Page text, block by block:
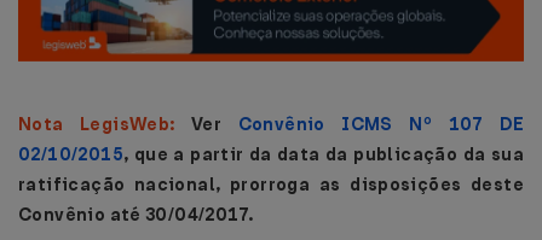
Nota LegisWeb:Ver Convênio ICMS Nº 107 DE
02/10/2015, que a partir da data da publicação da sua
ratificação nacional, prorroga as disposições deste
Convênio até 30/04/2017.